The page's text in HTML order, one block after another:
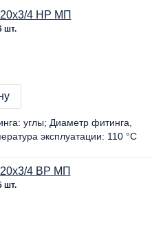
20х3/4 НР МП
шт.
углы
Диаметр фитинга,
эксплуатации: 110 °C
20х3/4 ВР МП
шт.